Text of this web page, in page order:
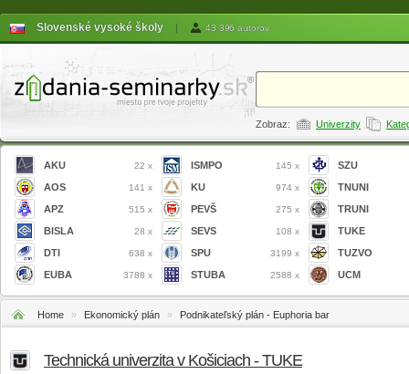
Slovenské vysoké školy | 43 396 autorov
Zobraz: Univerzity
AKU 22 x
AOS 141 x
APZ 515 x
BISLA 28 x
DTI 638 x
EUBA 3788 x
ISMPO 145 x
KU 974 x
PEVŠ 275 x
SEVS 108 x
SPU 3199 x
STUBA 2588 x
SZU
TNUNI
TRUNI
TUKE
TUZVO
UCM
Home » Ekonomický plán » Podnikateľský plán - Euphoria bar
Technická univerzita v Košiciach - TUKE